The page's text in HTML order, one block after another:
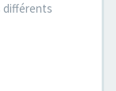
différents